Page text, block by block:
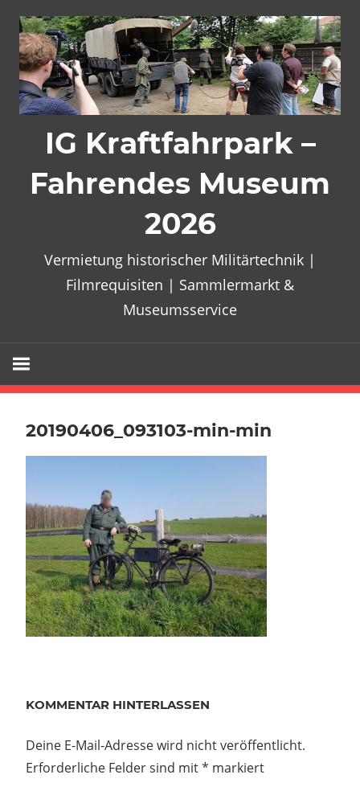
Inhalt
springen
IG Kraftfahrpark –
Fahrendes Museum
2026
Vermietung historischer Militärtechnik |
Filmrequisiten | Sammlermarkt &
Museumsservice
20190406_093103-min-min
KOMMENTAR HINTERLASSEN
Deine E-Mail-Adresse wird nicht veröffentlicht.
Erforderliche Felder sind mit* markiert